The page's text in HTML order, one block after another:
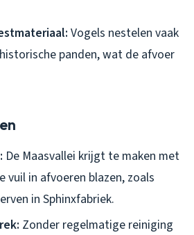
Vogels nestelen vaak
panden, wat de afvoer
De Maasvallei krijgt te maken met
vuil in afvoeren blazen, zoals
in Sphinxfabriek.
Zonder regelmatige reiniging